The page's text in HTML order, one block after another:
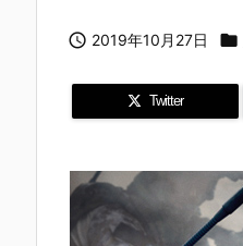
 2019年10月27日 
Twitter